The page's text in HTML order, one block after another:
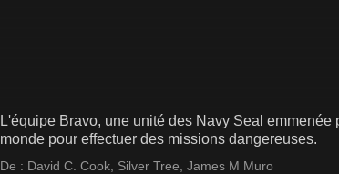
L'équipe Bravo, une unité des Navy Seal
monde pour effectuer des missions dangereuses.
De : David C. Cook Silver Tree James M Muro